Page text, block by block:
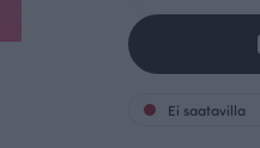
Ei saatavilla